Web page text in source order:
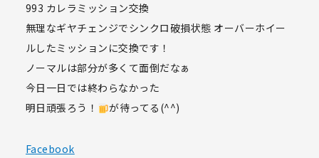
993 カレラミッション交換
無理なギヤチェンジでシンクロ破損状態 オーバーホイー
ルしたミッションに交換です！
ノーマルは部分が多くて面倒だなぁ
今日一日では終わらなかった
明日頑張ろう！
が待ってる(^^)
Facebook